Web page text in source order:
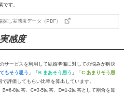
です。
探し実感度データ（PDF）
感度
サービスを利用して結婚準備に対しての悩みが解決
もそう思う 」「B:まあそう思う 」「C:あまりそう思
で評価してもらい比率を算出しています。
8回答、C=3-5回答、D=1-2回答として割合を算